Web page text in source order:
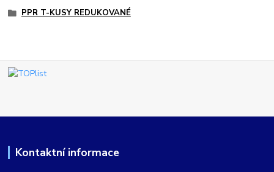
PPR T-KUSY REDUKOVANÉ
Kontaktní informace